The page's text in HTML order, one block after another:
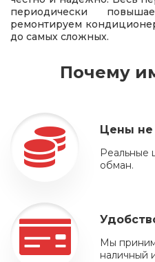
периодически
ремонтируем
до самых сложных.
Почему
Цены не
Реальные
обман.
Мы
наличный